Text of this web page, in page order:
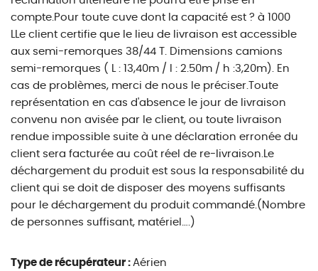
compte.Pour toute cuve dont la capacité est ? à 1000
LLe client certifie que le lieu de livraison est accessible
aux semi-remorques 38/44 T. Dimensions camions
semi-remorques ( L : 13,40m / l : 2.50m / h :3,20m). En
cas de problèmes, merci de nous le préciser.Toute
représentation en cas d'absence le jour de livraison
convenu non avisée par le client, ou toute livraison
rendue impossible suite à une déclaration erronée du
client sera facturée au coût réel de re-livraison.Le
déchargement du produit est sous la responsabilité du
client qui se doit de disposer des moyens suffisants
pour le déchargement du produit commandé.(Nombre
de personnes suffisant, matériel….)
Type de récupérateur : Aérien